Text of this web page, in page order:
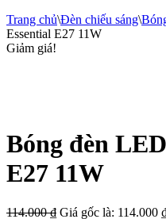
Trang chủ\Đèn chiếu sáng\
Essential E27 11W
Giảm giá!
Bóng đèn
E27 11W
114.000₫ Giá gốc là: 114.000